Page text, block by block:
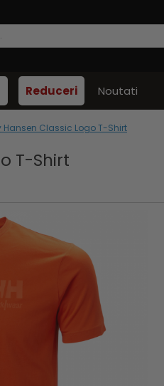
Reduceri Noutati
Hansen Classic Logo T-Shirt
T-Shirt